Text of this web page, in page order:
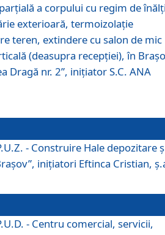
a corpului cu regim de
exterioară, termoizolaţie
teren, extindere cu salon de mic
(deasupra recepţiei), în
Dragă nr. 2”, iniţiator S.C. ANA
- Construire Hale depozitare
iniţiatori Eftinca Cristian,
- Centru comercial, servicii,